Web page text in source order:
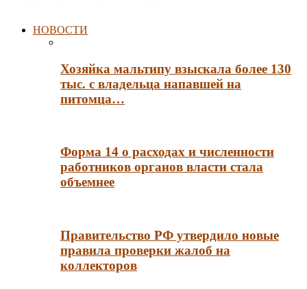
НОВОСТИ
Хозяйка мальтипу взыскала более 130
тыс. с владельца напавшей на
питомца…
Форма 14 о расходах и численности
работников органов власти стала
объемнее
Правительство РФ утвердило новые
правила проверки жалоб на
коллекторов